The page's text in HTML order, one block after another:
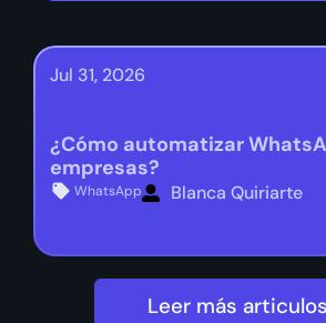
Jul 31, 2026
¿Cómo automatizar
empresas?
WhatsApp Blanca Quiriarte
Leer más articulos